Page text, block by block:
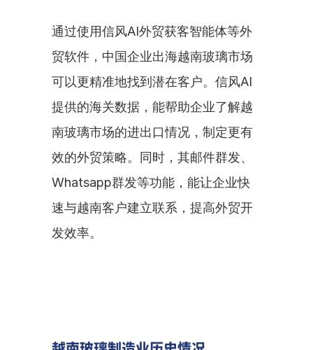
通过使用信风AI外贸获客智能体等外
贸软件，中国企业出海越南玻璃市场
可以更精准地找到潜在客户。信风AI
提供的海关数据，能帮助企业了解越
南玻璃市场的进出口情况，制定更有
效的外贸策略。同时，其邮件群发、
Whatsapp群发等功能，能让企业快
速与越南客户建立联系，提高外贸开
发效率。